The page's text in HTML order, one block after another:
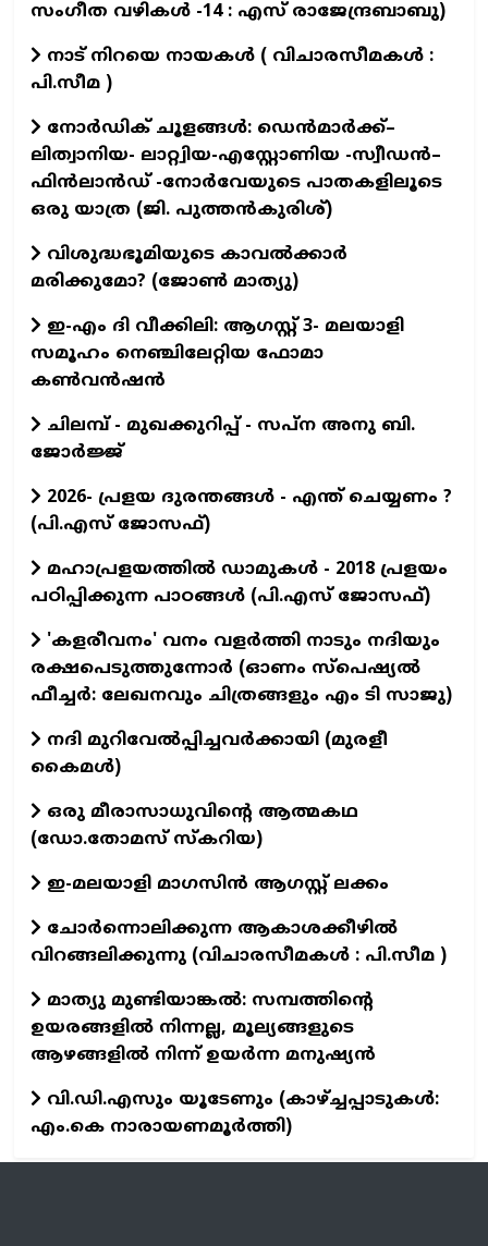
സംഗീത വഴികള്‍ -14 : എസ് രാജേന്ദ്രബാബു)
നാട് നിറയെ നായകൾ ( വിചാരസീമകൾ :
പി.സീമ )
നോർഡിക് ചൂളങ്ങൾ: ഡെൻമാർക്ക്–
ലിത്വാനിയ- ലാറ്റ്വിയ-എസ്റ്റോണിയ -സ്വീഡൻ–
ഫിൻലാൻഡ് -നോർവേയുടെ പാതകളിലൂടെ
ഒരു യാത്ര (ജി. പുത്തൻകുരിശ്)
വിശുദ്ധഭൂമിയുടെ കാവല്‍ക്കാര്‍
മരിക്കുമോ? (ജോണ്‍ മാത്യു)
ഇ-എം ദി വീക്കിലി: ആഗസ്റ്റ് 3- മലയാളി
സമൂഹം നെഞ്ചിലേറ്റിയ ഫോമാ
കൺവൻഷൻ
ചിലമ്പ് - മുഖക്കുറിപ്പ് - സപ്ന അനു ബി.
ജോർജ്ജ്
2026- പ്രളയ ദുരന്തങ്ങള്‍ - എന്ത് ചെയ്യണം ?
(പി.എസ് ജോസഫ്‌)
മഹാപ്രളയത്തില്‍ ഡാമുകള്‍ - 2018 പ്രളയം
പഠിപ്പിക്കുന്ന പാഠങ്ങള്‍ (പി.എസ് ജോസഫ്‌)
'കളരീവനം' വനം വളര്‍ത്തി നാടും നദിയും
രക്ഷപെടുത്തുന്നോര്‍ (ഓണം സ്പെഷ്യല്‍
ഫീച്ചര്‍: ലേഖനവും ചിത്രങ്ങളും എം ടി സാജു)
നദി മുറിവേൽപ്പിച്ചവർക്കായി (മുരളീ
കൈമൾ)
ഒരു മീരാസാധുവിന്റെ ആത്മകഥ
(ഡോ.തോമസ് സ്കറിയ)
ഇ-മലയാളി മാഗസിൻ ആഗസ്റ്റ് ലക്കം
ചോർന്നൊലിക്കുന്ന ആകാശക്കീഴിൽ
വിറങ്ങലിക്കുന്നു (വിചാരസീമകൾ : പി.സീമ )
മാത്യു മുണ്ടിയാങ്കൽ: സമ്പത്തിന്റെ
ഉയരങ്ങളിൽ നിന്നല്ല, മൂല്യങ്ങളുടെ
ആഴങ്ങളിൽ നിന്ന് ഉയർന്ന മനുഷ്യൻ
വി.ഡി.എസും യൂടേണും (കാഴ്ച്ചപ്പാടുകള്‍:
എം.കെ നാരായണമൂർത്തി)